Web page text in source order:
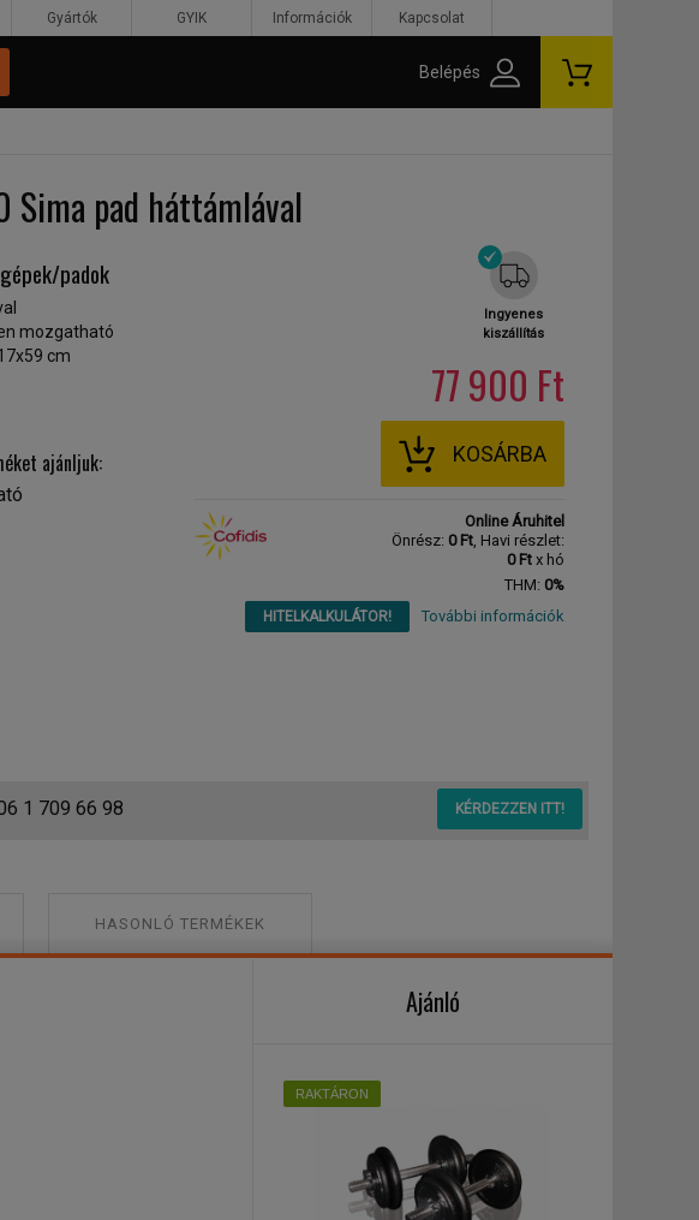
Sima pad háttámlával
Ingyenes
kiszállítás
77 900 Ft
KOSÁRBA
Online Áruhitel
Önrész: 0 Ft, Havi részlet:
0 Ft x hó
THM: 0%
HITELKALKULÁTOR! További információk
padok
mozgatható
cm
ajánljuk:
1 709 66 98 KÉRDEZZEN ITT!
HASONLÓ TERMÉKEK
Ajánló
RAKTÁRON
Gyártók GYIK Információk Kapcsolat
Belépés